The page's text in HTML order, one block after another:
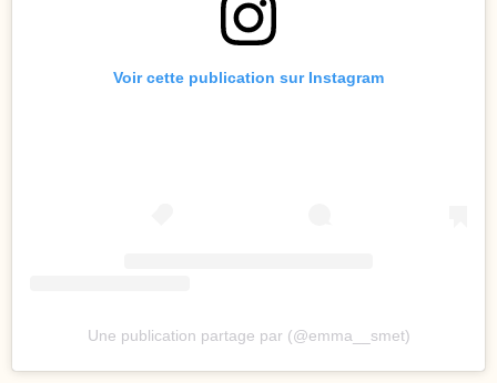
Voir cette publication sur Instagram
Une publication partage par (@emma__smet)